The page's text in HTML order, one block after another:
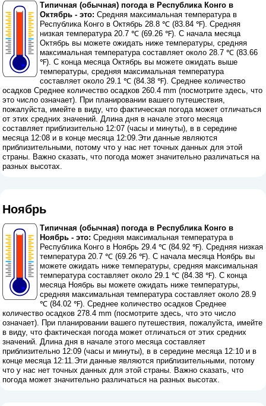
Типичная (обычная) погода в Республика Конго в
Октябрь - это: Средняя максимальная температура в
Республика Конго в Октябрь 28.8 ℃ (83.84 ℉). Средняя
низкая температура 20.7 ℃ (69.26 ℉). С начала месяца
Октябрь вы можете ожидать ниже температуры, средняя
максимальная температура составляет около 28.7 ℃ (83.66
℉). С конца месяца Октябрь вы можете ожидать выше
температуры, средняя максимальная температура
составляет около 29.1 ℃ (84.38 ℉). Среднее количество
осадков Среднее количество осадков 260.4 mm (посмотрите здесь, что
это число означает). При планировании вашего путешествия,
пожалуйста, имейте в виду, что фактическая погода может отличаться
от этих средних значений. Длина дня в начале этого месяца
составляет приблизительно 12:07 (часы и минуты), в в середине
месяца 12:08 и в конце месяца 12:09.Эти данные являются
приблизительными, потому что у нас нет точных данных для этой
страны. Важно сказать, что погода может значительно различаться на
разных высотах.
Ноябрь
Типичная (обычная) погода в Республика Конго в
Ноябрь - это: Средняя максимальная температура в
Республика Конго в Ноябрь 29.4 ℃ (84.92 ℉). Средняя низкая
температура 20.7 ℃ (69.26 ℉). С начала месяца Ноябрь вы
можете ожидать ниже температуры, средняя максимальная
температура составляет около 29.1 ℃ (84.38 ℉). С конца
месяца Ноябрь вы можете ожидать ниже температуры,
средняя максимальная температура составляет около 28.9
℃ (84.02 ℉). Среднее количество осадков Среднее
количество осадков 278.4 mm (посмотрите здесь, что это число
означает). При планировании вашего путешествия, пожалуйста, имейте
в виду, что фактическая погода может отличаться от этих средних
значений. Длина дня в начале этого месяца составляет
приблизительно 12:09 (часы и минуты), в в середине месяца 12:10 и в
конце месяца 12:11.Эти данные являются приблизительными, потому
что у нас нет точных данных для этой страны. Важно сказать, что
погода может значительно различаться на разных высотах.